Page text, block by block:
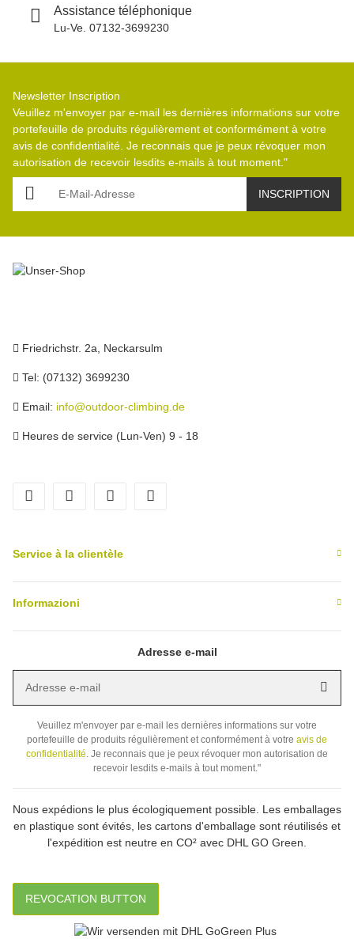
Assistance téléphonique
Lu-Ve. 07132-3699230
Newsletter Inscription
Veuillez m'envoyer par e-mail les dernières informations sur votre
portefeuille de produits régulièrement et conformément à votre
avis de confidentialité . Je reconnais que je peux révoquer mon
autorisation de recevoir lesdits e-mails à tout moment."
E-Mail-Adresse
INSCRIPTION
Friedrichstr. 2a, Neckarsulm
Tel: (07132) 3699230
Email: info@outdoor-climbing.de
Heures de service (Lun-Ven) 9 - 18
Service à la clientèle
Informazioni
Adresse e-mail
Veuillez m'envoyer par e-mail les dernières informations sur votre
portefeuille de produits régulièrement et conformément à votre avis de
confidentialité . Je reconnais que je peux révoquer mon autorisation de
recevoir lesdits e-mails à tout moment."
Nous expédions le plus écologiquement possible. Les emballages
en plastique sont évités, les cartons d'emballage sont réutilisés et
l'expédition est neutre en CO² avec DHL GO Green.
REVOCATION BUTTON